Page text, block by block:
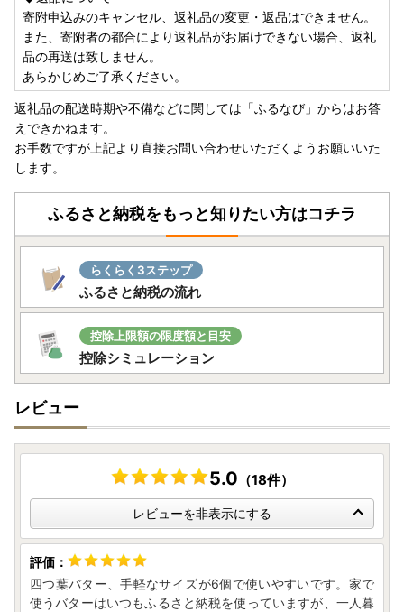
otofuke@cyber-records.co.jp
寄附申込みのキャンセル、返礼品の変更・返品はできません。
また、寄附者の都合により返礼品がお届けできない場合、返礼
品の再送は致しません。
あらかじめご了承ください。
返礼品の配送時期や不備などに関しては「ふるなび」からはお答
えできかねます。
お手数ですが上記より直接お問い合わせいただくようお願いいた
します。
ふるさと納税をもっと知りたい方はコチラ
らくらく3ステップ
ふるさと納税の流れ
控除上限額の限度額と目安
控除シミュレーション
レビュー
5.0 （18件）
レビューを非表示にする
四つ葉バター、手軽なサイズが6個で使いやすいです。家で
使うバターはいつもふるさと納税を使っていますが、一人暮